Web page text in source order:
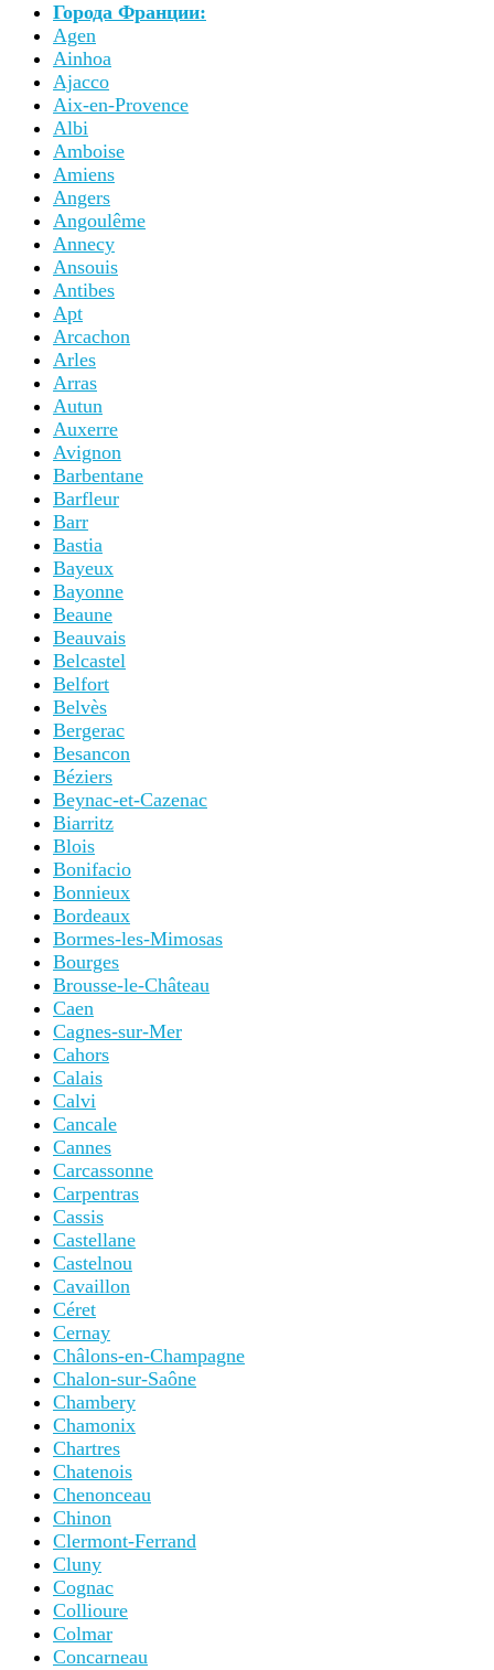
Города Франции:
Agen
Ainhoa
Ajacco
Aix-en-Provence
Albi
Amboise
Amiens
Angers
Angoulême
Annecy
Ansouis
Antibes
Apt
Arcachon
Arles
Arras
Autun
Auxerre
Avignon
Barbentane
Barfleur
Barr
Bastia
Bayeux
Bayonne
Beaune
Beauvais
Belcastel
Belfort
Belvès
Bergerac
Besancon
Béziers
Beynac-et-Cazenac
Biarritz
Blois
Bonifacio
Bonnieux
Bordeaux
Bormes-les-Mimosas
Bourges
Brousse-le-Château
Caen
Cagnes-sur-Mer
Cahors
Calais
Calvi
Cancale
Cannes
Carcassonne
Carpentras
Cassis
Castellane
Castelnou
Cavaillon
Céret
Cernay
Châlons-en-Champagne
Chalon-sur-Saône
Chambery
Chamonix
Chartres
Chatenois
Chenonceau
Chinon
Clermont-Ferrand
Cluny
Cognac
Collioure
Colmar
Concarneau